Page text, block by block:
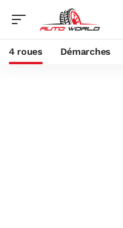
4 roues Démarches